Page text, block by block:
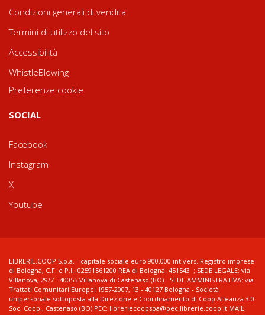
Condizioni generali di vendita
Termini di utilizzo del sito
Accessibilità
WhistleBlowing
Preferenze cookie
SOCIAL
Facebook
Instagram
X
Youtube
LIBRERIE.COOP S.p.a. - capitale sociale euro 900.000 int.vers. Registro imprese
di Bologna, C.F. e P.I.: 02591561200 REA di Bologna: 451543 ; SEDE LEGALE: via
Villanova, 29/7 - 40055 Villanova di Castenaso (BO) - SEDE AMMINISTRATIVA: via
Trattati Comunitari Europei 1957-2007, 13 - 40127 Bologna - Società
unipersonale sottoposta alla Direzione e Coordinamento di Coop Alleanza 3.0
Soc. Coop., Castenaso (BO) PEC: libreriecoopspa@pec.librerie.coop.it MAIL: